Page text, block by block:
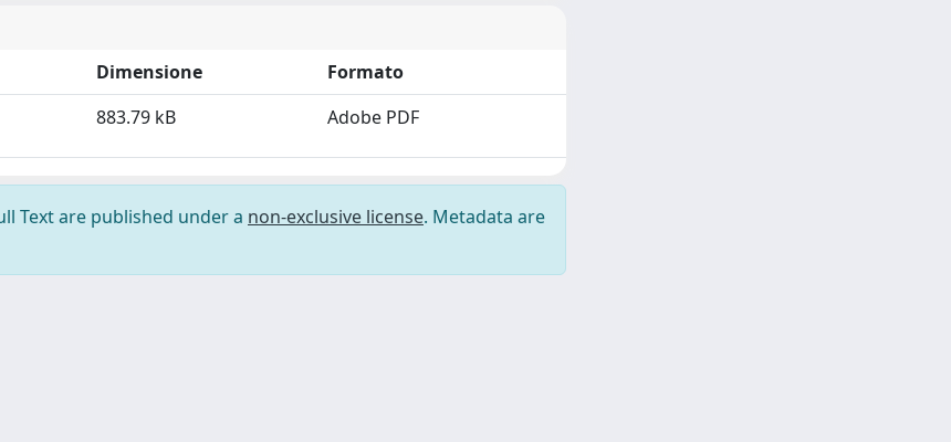
Dimensione
Formato
883.79 kB Adobe PDF
Text are published under a non-exclusive license. Metadata are